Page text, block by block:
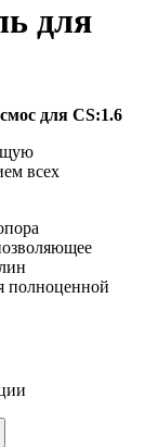
для
для CS:1.6
всех
полноценной